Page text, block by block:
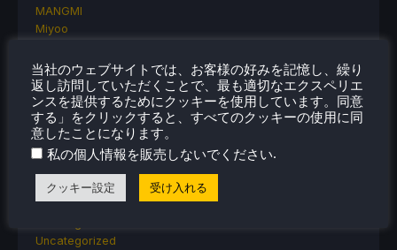
MANGMI
Miyoo
Rumors
TrimUI
SDHQ
Steam
Steam Controller
Steam Frame
SteamOS
The Unsupported Report
Uncategorized
当社のウェブサイトでは、お客様の好みを記憶し、繰り
返し訪問していただくことで、最も適切なエクスペリエ
ンスを提供するためにクッキーを使用しています。同意
する」をクリックすると、すべてのクッキーの使用に同
意したことになります。
私の個人情報を販売しないでください.
クッキー設定 受け入れる